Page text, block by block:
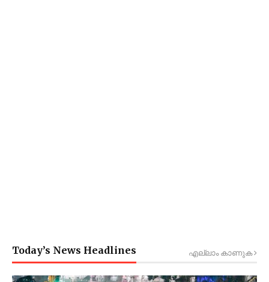
Today’s News Headlines എല്ലാം കാണുക